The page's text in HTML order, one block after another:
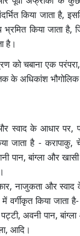
किया जाता है,
भ्रमित किया जाता
है।
को चबाना एक
के अधिकांश भौगोलिक
स्वाद के आधार पर,
जाता है - करापाकु,
पान, बांग्ला और
नाजुकता और स्वाद
वर्गीकृत किया जाता
अवनी पान,
आदि।